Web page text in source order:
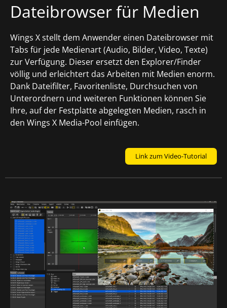
Dateibrowser für Medien
Wings X stellt dem Anwender einen Dateibrowser mit
Tabs für jede Medienart (Audio, Bilder, Video, Texte)
zur Verfügung. Dieser ersetzt den Explorer/Finder
völlig und erleichtert das Arbeiten mit Medien enorm.
Dank Dateifilter, Favoritenliste, Durchsuchen von
Unterordnern und weiteren Funktionen können Sie
Ihre, auf der Festplatte abgelegten Medien, rasch in
den Wings X Media-Pool einfügen.
Link zum Video-Tutorial